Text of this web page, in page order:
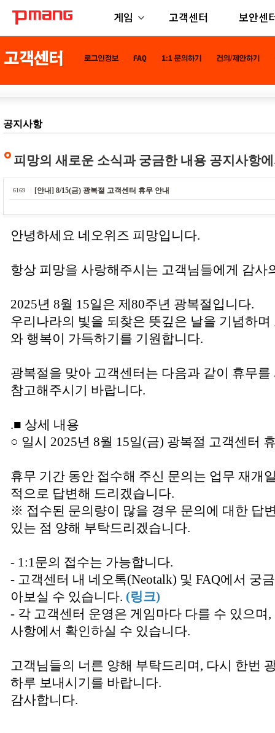
게임 고객센터 보안센
공지사항
피망의 새로운 소식과 궁금한 내용 공지사항
6169 [안내] 8/15(금) 광복절 고객센터 휴무 안내
안녕하세요 네오위즈 피망입니다.
항상 피망을 사랑해주시는 고객님들에게 감사
2025년 8월 15일은 제80주년 광복절입니다.
우리나라의 빛을 되찾은 뜻깊은 날을 기념하
와 행복이 가득하기를 기원합니다.
광복절을 맞아 고객센터는 다음과 같이 휴무
참고해주시기 바랍니다.
.■ 상세 내용
○ 일시 2025년 8월 15일(금) 광복절 고객센터
휴무 기간 동안 접수해 주신 문의는 업무 재개
적으로 답변해 드리겠습니다.
※ 접수된 문의량이 많을 경우 문의에 대한 답
있는 점 양해 부탁드리겠습니다.
- 1:1문의 접수는 가능합니다.
- 고객센터 내 네오톡(Neotalk) 및 FAQ에서 궁
아보실 수 있습니다. (링크)
- 각 고객센터 운영은 게임마다 다를 수 있으며
사항에서 확인하실 수 있습니다.
고객님들의 너른 양해 부탁드리며, 다시 한번
하루 보내시기를 바랍니다.
감사합니다.